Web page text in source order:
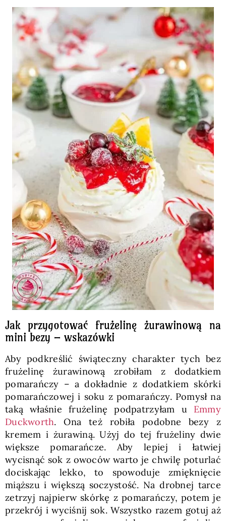
Jak przygotować frużelinę żurawinową na
mini bezy – wskazówki
Aby podkreślić świąteczny charakter tych bez
frużelinę żurawinową zrobiłam z dodatkiem
pomarańczy – a dokładnie z dodatkiem skórki
pomarańczowej i soku z pomarańczy. Pomysł na
taką właśnie frużelinę podpatrzyłam u Emmy
Duckworth. Ona też robiła podobne bezy z
kremem i żurawiną. Użyj do tej frużeliny dwie
większe pomarańcze. Aby lepiej i łatwiej
wycisnąć sok z owoców warto je chwilę poturlać
dociskając lekko, to spowoduje zmięknięcie
miąższu i większą soczystość. Na drobnej tarce
zetrzyj najpierw skórkę z pomarańczy, potem je
przekrój i wyciśnij sok. Wszystko razem gotuj aż